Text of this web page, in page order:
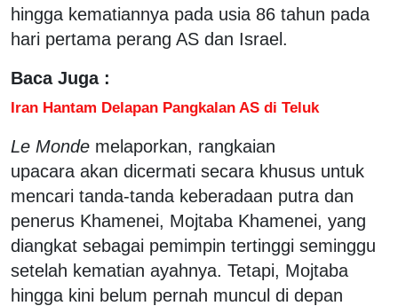
hingga kematiannya pada usia 86 tahun pada
hari pertama perang AS dan Israel.
Baca Juga :
Iran Hantam Delapan Pangkalan AS di Teluk
Le Monde melaporkan, rangkaian
upacara akan dicermati secara khusus untuk
mencari tanda-tanda keberadaan putra dan
penerus Khamenei, Mojtaba Khamenei, yang
diangkat sebagai pemimpin tertinggi seminggu
setelah kematian ayahnya. Tetapi, Mojtaba
hingga kini belum pernah muncul di depan